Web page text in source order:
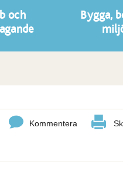
och
Bygga,
Kommentera